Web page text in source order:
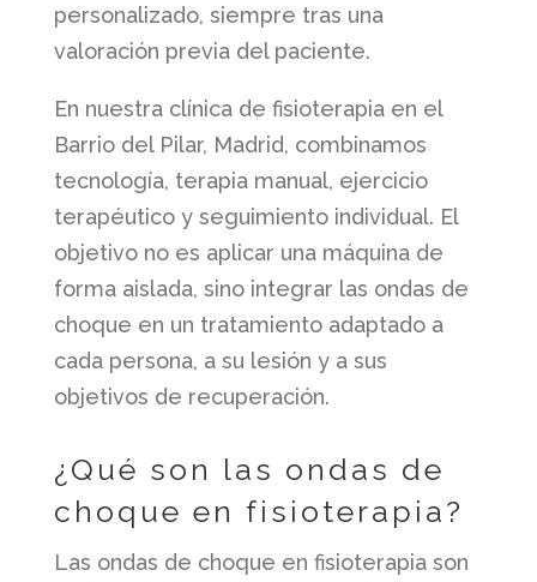
personalizado, siempre tras una
valoración previa del paciente.
En nuestra clínica de fisioterapia en el
Barrio del Pilar, Madrid, combinamos
tecnología, terapia manual, ejercicio
terapéutico y seguimiento individual. El
objetivo no es aplicar una máquina de
forma aislada, sino integrar las ondas de
choque en un tratamiento adaptado a
cada persona, a su lesión y a sus
objetivos de recuperación.
¿Qué son las ondas de
choque en fisioterapia?
Las ondas de choque en fisioterapia son